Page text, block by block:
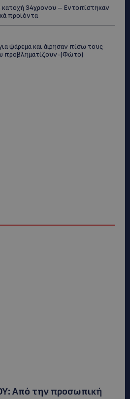
34χρονου – Εντοπίστηκαν
προϊόντα
ψάρεμα και άφησαν πίσω τους
προβληματίζουν-(Φώτο)
Από την προσωπική